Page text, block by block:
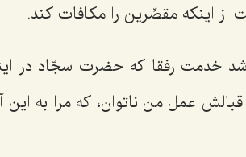
از اینکه مقصِّرین را مکافات کند.
خدمت رفقا که حضرت سجّاد در
عمل من ناتوان، که مرا به این